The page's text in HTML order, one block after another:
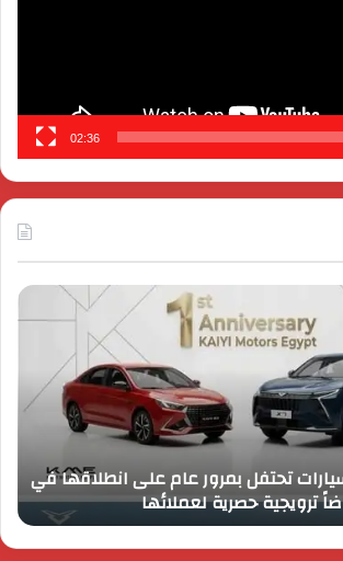
02:36
تحتفل بمرور عام على انطلاقها في
ترويجية حصرية لعملائها